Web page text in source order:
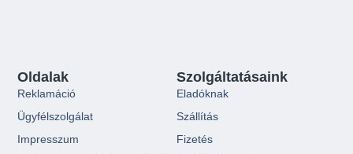
Szolgáltatásaink
Eladóknak
Szállítás
Fizetés
Oldalak
Reklamáció
Ügyfélszolgálat
Impresszum